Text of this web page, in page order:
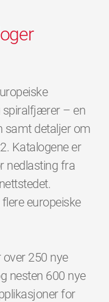
spiralfjærer – en
samt detaljer om
Katalogene er
nedlasting fra
europeiske
over 250 nye
nesten 600 nye
for